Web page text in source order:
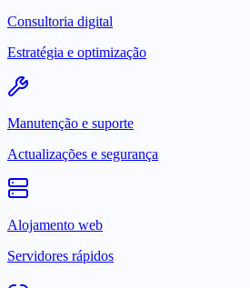
Consultoria digital
Estratégia e optimização
Manutenção e suporte
Actualizações e segurança
Alojamento web
Servidores rápidos